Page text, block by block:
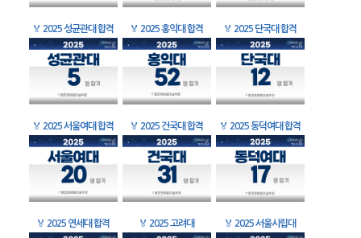
🏅 2025 성균관대 합격 🏅 2025 홍익대 합격 🏅 2025 단국대 합격
🏅 2025 서울여대 합격 🏅 2025 건국대 합격 🏅 2025 동덕여대 합격
🏅 2025 연세대 합격 🏅 2025 고려대 🏅 2025 서울시립대